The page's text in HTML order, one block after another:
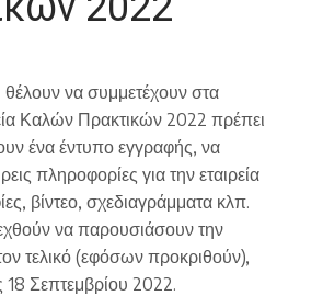
θέλουν να συμμετέχουν στα
Καλών Πρακτικών 2022 πρέπει
ένα έντυπο εγγραφής, να
πληροφορίες για την εταιρεία
βίντεο, σχεδιαγράμματα κλπ.
να παρουσιάσουν την
τελικό (εφόσων προκριθούν),
18 Σεπτεμβρίου 2022.